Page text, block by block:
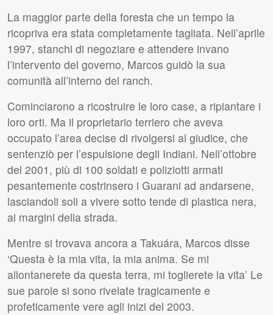
La maggior parte della foresta che un tempo la
ricopriva era stata completamente tagliata. Nell’aprile
1997, stanchi di negoziare e attendere invano
l’intervento del governo, Marcos guidò la sua
comunità all’interno del ranch.
Cominciarono a ricostruire le loro case, a ripiantare i
loro orti. Ma il proprietario terriero che aveva
occupato l’area decise di rivolgersi al giudice, che
sentenziò per l’espulsione degli Indiani. Nell’ottobre
del 2001, più di 100 soldati e poliziotti armati
pesantemente costrinsero i Guarani ad andarsene,
lasciandoli soli a vivere sotto tende di plastica nera,
ai margini della strada.
Mentre si trovava ancora a Takuára, Marcos disse
‘Questa è la mia vita, la mia anima. Se mi
allontanerete da questa terra, mi toglierete la vita’ Le
sue parole si sono rivelate tragicamente e
profeticamente vere agli inizi del 2003.